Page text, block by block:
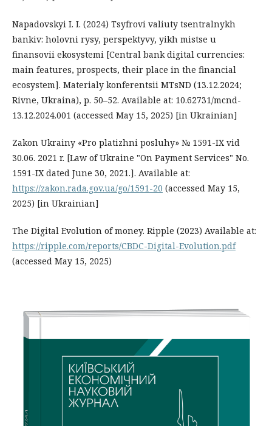
Napadovskyi I. I. (2024) Tsyfrovi valiuty tsentralnykh
bankiv: holovni rysy, perspektyvy, yikh mistse u
finansovii ekosystemi [Central bank digital currencies:
main features, prospects, their place in the financial
ecosystem]. Materialy konferentsii MTsND (13.12.2024;
Rivne, Ukraina), p. 50–52. Available at: 10.62731/mcnd-
13.12.2024.001 (accessed May 15, 2025) [in Ukrainian]
Zakon Ukrainy «Pro platizhni posluhy» № 1591-IX vid
30.06. 2021 r. [Law of Ukraine "On Payment Services" No.
1591-IX dated June 30, 2021.]. Available at:
https://zakon.rada.gov.ua/go/1591-20 (accessed May 15,
2025) [in Ukrainian]
The Digital Evolution of money. Ripple (2023) Available at:
https://ripple.com/reports/CBDC-Digital-Evolution.pdf
(accessed May 15, 2025)